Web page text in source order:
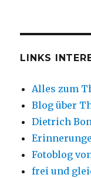
LINKS
Alles zum
Blog über
Dietrich
Fotoblog
frei und